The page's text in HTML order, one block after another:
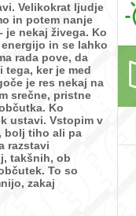
Velikokrat ljudje
in potem nanje
je nekaj živega. Ko
in se lahko
rada pove, da
tega, ker je med
je res nekaj na
srečne, pristne
Ko
ustavi. Vstopim v
bolj tiho ali pa
razstavi
takšnih, ob
To so
zakaj